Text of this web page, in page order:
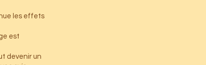
les effets
est
devenir un